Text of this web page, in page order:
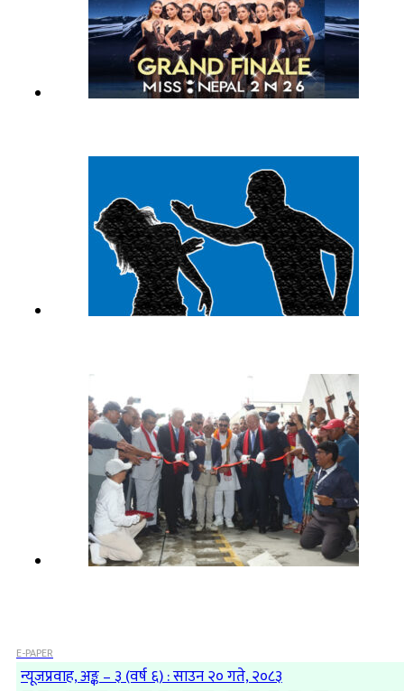
E-PAPER
न्यूजप्रवाह, अङ्क – ३ (वर्ष ६) : साउन २० गते, २०८३